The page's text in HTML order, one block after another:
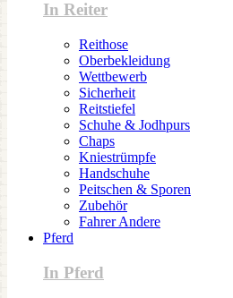
In Reiter
Reithose
Oberbekleidung
Wettbewerb
Sicherheit
Reitstiefel
Schuhe & Jodhpurs
Chaps
Kniestrümpfe
Handschuhe
Peitschen & Sporen
Zubehör
Fahrer Andere
Pferd
In Pferd